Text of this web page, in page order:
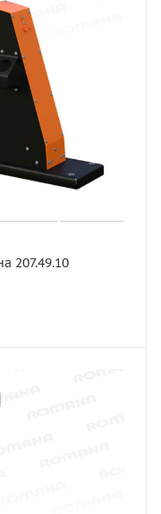
207.49.10